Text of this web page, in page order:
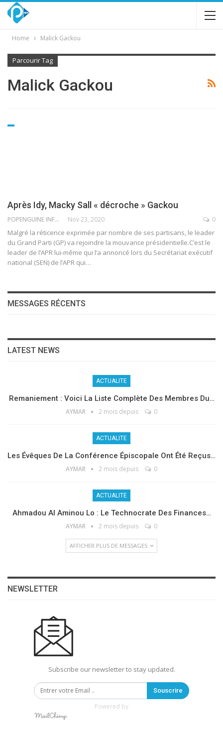
Home Malick Gackou
Parcourir Tag
Malick Gackou
Après Idy, Macky Sall « décroche » Gackou
POPENGUINE INFO Nov 23, 2020 0
Malgré la réticence exprimée par nombre de ses partisans, le leader
du Grand Parti (GP) va rejoindre la mouvance présidentielle.C’est le
leader de l’APR lui-même qui l’a annoncé lors du Secrétariat exécutif
national (SEN) de l’APR qui…
MESSAGES RÉCENTS
LATEST NEWS
ACTUALITE
Remaniement : Voici La Liste Complète Des Membres Du…
AYMAR 2 mois depuis 0
ACTUALITE
Les Évêques De La Conférence Épiscopale Ont Été Reçus…
AYMAR 2 mois depuis 0
ACTUALITE
Ahmadou Al Aminou Lo : Le Technocrate Des Finances…
AYMAR 2 mois depuis 0
AFFICHER PLUS DE MESSAGES
NEWSLETTER
Subscribe our newsletter to stay updated.
Souscrire
Powered by